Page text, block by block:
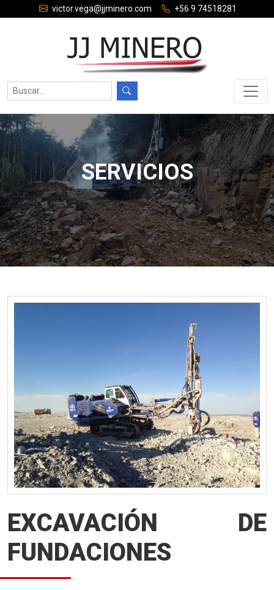
victor.vega@jjminero.com +56 9 74518281
SERVICIOS
EXCAVACIÓN DE
FUNDACIONES